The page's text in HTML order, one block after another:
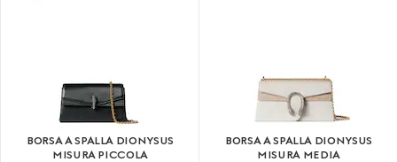
BORSA A SPALLA DIONYSUS
MISURA PICCOLA
BORSA A SPALLA DIONYSUS
MISURA MEDIA